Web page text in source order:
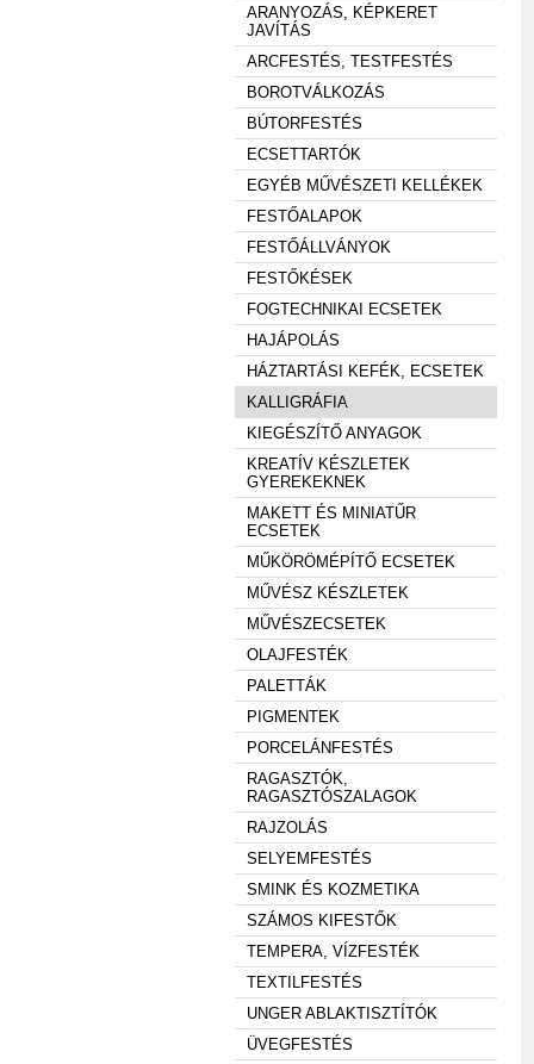
ARANYOZÁS, KÉPKERET
JAVÍTÁS
ARCFESTÉS, TESTFESTÉS
BOROTVÁLKOZÁS
BÚTORFESTÉS
ECSETTARTÓK
EGYÉB MŰVÉSZETI KELLÉKEK
FESTŐALAPOK
FESTŐÁLLVÁNYOK
FESTŐKÉSEK
FOGTECHNIKAI ECSETEK
HAJÁPOLÁS
HÁZTARTÁSI KEFÉK, ECSETEK
KALLIGRÁFIA
KIEGÉSZÍTŐ ANYAGOK
KREATÍV KÉSZLETEK
GYEREKEKNEK
MAKETT ÉS MINIATŰR
ECSETEK
MŰKÖRÖMÉPÍTŐ ECSETEK
MŰVÉSZ KÉSZLETEK
MŰVÉSZECSETEK
OLAJFESTÉK
PALETTÁK
PIGMENTEK
PORCELÁNFESTÉS
RAGASZTÓK,
RAGASZTÓSZALAGOK
RAJZOLÁS
SELYEMFESTÉS
SMINK ÉS KOZMETIKA
SZÁMOS KIFESTŐK
TEMPERA, VÍZFESTÉK
TEXTILFESTÉS
UNGER ABLAKTISZTÍTÓK
ÜVEGFESTÉS